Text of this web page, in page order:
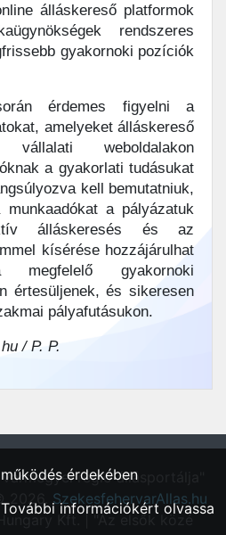
álláskereső platformok
rendszeres
gyakornoki pozíciók
érdemes figyelni a
amelyeket álláskereső
weboldalakon
a gyakorlati tudásukat
kell bemutatniuk,
a pályázatuk
álláskeresés és az
kísérése hozzájárulhat
gyakornoki
értesüljenek, és sikeresen
pályafutásukon.
/ P. P.
régió állásportálja"
2026. SzekesfehervarAllas.hu
Kft. | "Az elsők közé
érdekében
információkért olvassa